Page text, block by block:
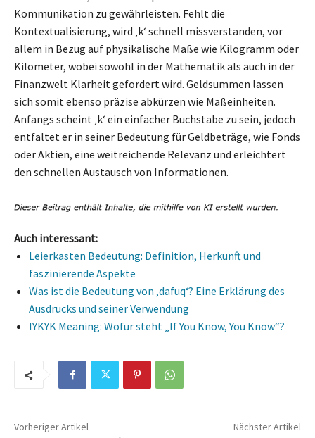
Kommunikation zu gewährleisten. Fehlt die
Kontextualisierung, wird ‚k‘ schnell missverstanden, vor
allem in Bezug auf physikalische Maße wie Kilogramm oder
Kilometer, wobei sowohl in der Mathematik als auch in der
Finanzwelt Klarheit gefordert wird. Geldsummen lassen
sich somit ebenso präzise abkürzen wie Maßeinheiten.
Anfangs scheint ‚k‘ ein einfacher Buchstabe zu sein, jedoch
entfaltet er in seiner Bedeutung für Geldbeträge, wie Fonds
oder Aktien, eine weitreichende Relevanz und erleichtert
den schnellen Austausch von Informationen.
Auch interessant:
Leierkasten Bedeutung: Definition, Herkunft und
faszinierende Aspekte
Was ist die Bedeutung von ‚dafuq‘? Eine Erklärung des
Ausdrucks und seiner Verwendung
IYKYK Meaning: Wofür steht „If You Know, You Know“?
Vorheriger Artikel Nächster Artikel